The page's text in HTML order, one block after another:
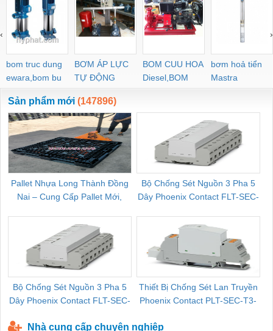
bom truc dung
ewara,bom bu
ewara
BƠM ÁP LỰC
TỰ ĐỘNG
BOM CUU HOA
Diesel,BOM
CHUA CHAY
bơm hoả tiển
Mastra
‹ ›
Sản phẩm mới (147896)
Pallet Nhựa Long Thành Đồng
Nai – Cung Cấp Pallet Mới,
Bộ Chống Sét Nguồn 3 Pha 5
Dây Phoenix Contact FLT-SEC-
Bộ Chống Sét Nguồn 3 Pha 5
Dây Phoenix Contact FLT-SEC-
Thiết Bị Chống Sét Lan Truyền
Phoenix Contact PLT-SEC-T3-
Nhà cung cấp chuyên nghiệp